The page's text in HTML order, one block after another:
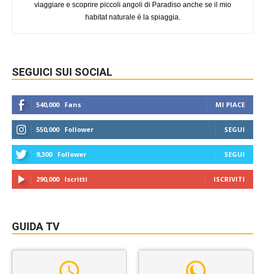
viaggiare e scoprire piccoli angoli di Paradiso anche se il mio
habitat naturale è la spiaggia.
SEGUICI SUI SOCIAL
540,000 Fans MI PIACE
550,000 Follower SEGUI
9,300 Follower SEGUI
290,000 Iscritti ISCRIVITI
GUIDA TV